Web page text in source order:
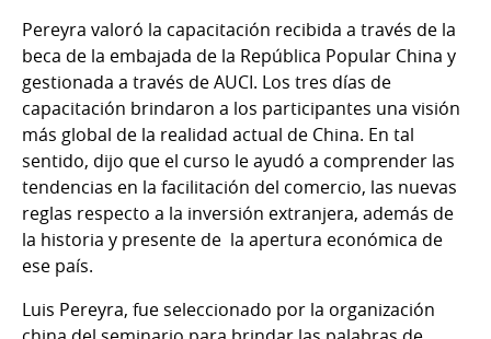
Pereyra valoró la capacitación recibida a través de la
beca de la embajada de la República Popular China y
gestionada a través de AUCI. Los tres días de
capacitación brindaron a los participantes una visión
más global de la realidad actual de China. En tal
sentido, dijo que el curso le ayudó a comprender las
tendencias en la facilitación del comercio, las nuevas
reglas respecto a la inversión extranjera, además de
la historia y presente de la apertura económica de
ese país.
Luis Pereyra, fue seleccionado por la organización